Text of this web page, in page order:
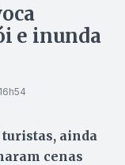
e inunda
ainda
cenas